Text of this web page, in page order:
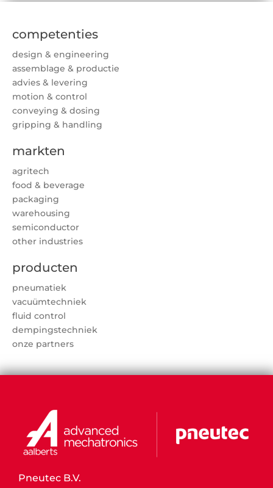
competenties
design & engineering
assemblage & productie
advies & levering
motion & control
conveying & dosing
gripping & handling
markten
agritech
food & beverage
packaging
warehousing
semiconductor
other industries
producten
pneumatiek
vacuümtechniek
fluid control
dempingstechniek
onze partners
Pneutec B.V.